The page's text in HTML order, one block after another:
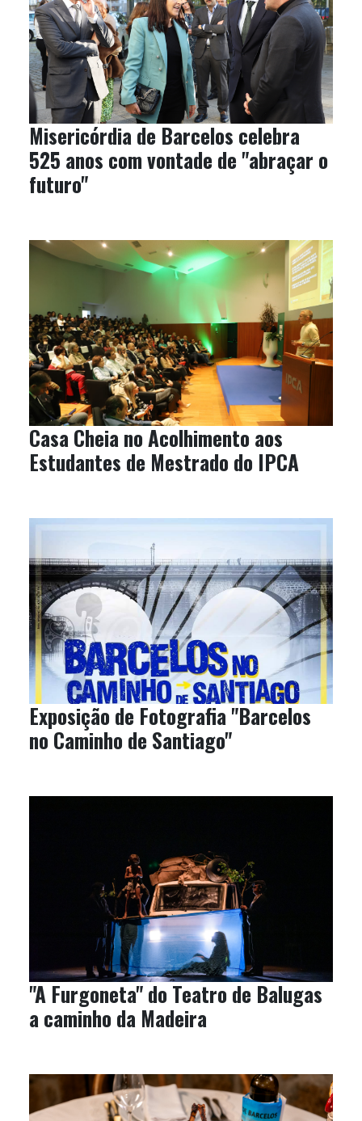
Misericórdia de Barcelos celebra
525 anos com vontade de "abraçar o
futuro"
Casa Cheia no Acolhimento aos
Estudantes de Mestrado do IPCA
Exposição de Fotografia "Barcelos
no Caminho de Santiago"
"A Furgoneta" do Teatro de Balugas
a caminho da Madeira